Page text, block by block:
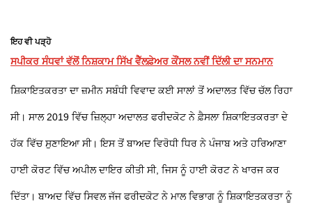
ਇਹ ਵੀ ਪੜ੍ਹੋ
ਸਪੀਕਰ ਸੰਧਵਾਂ ਵੱਲੋਂ ਨਿਸ਼ਕਾਮ ਸਿੱਖ ਵੈੱਲਫ਼ੇਅਰ ਕੌਂਸਲ ਨਵੀਂ ਦਿੱਲੀ ਦਾ ਸਨਮਾਨ
ਸ਼ਿਕਾਇਤਕਰਤਾ ਦਾ ਜ਼ਮੀਨ ਸਬੰਧੀ ਵਿਵਾਦ ਕਈ ਸਾਲਾਂ ਤੋਂ ਅਦਾਲਤ ਵਿੱਚ ਚੱਲ ਰਿਹਾ
ਸੀ। ਸਾਲ 2019 ਵਿੱਚ ਜ਼ਿਲ੍ਹਾ ਅਦਾਲਤ ਫਰੀਦਕੋਟ ਨੇ ਫ਼ੈਸਲਾ ਸ਼ਿਕਾਇਤਕਰਤਾ ਦੇ
ਹੱਕ ਵਿੱਚ ਸੁਣਾਇਆ ਸੀ। ਇਸ ਤੋਂ ਬਾਅਦ ਵਿਰੋਧੀ ਧਿਰ ਨੇ ਪੰਜਾਬ ਅਤੇ ਹਰਿਆਣਾ
ਹਾਈ ਕੋਰਟ ਵਿੱਚ ਅਪੀਲ ਦਾਇਰ ਕੀਤੀ ਸੀ, ਜਿਸ ਨੂੰ ਹਾਈ ਕੋਰਟ ਨੇ ਖਾਰਜ ਕਰ
ਦਿੱਤਾ। ਬਾਅਦ ਵਿੱਚ ਸਿਵਲ ਜੱਜ ਫਰੀਦਕੋਟ ਨੇ ਮਾਲ ਵਿਭਾਗ ਨੂੰ ਸ਼ਿਕਾਇਤਕਰਤਾ ਨੂੰ